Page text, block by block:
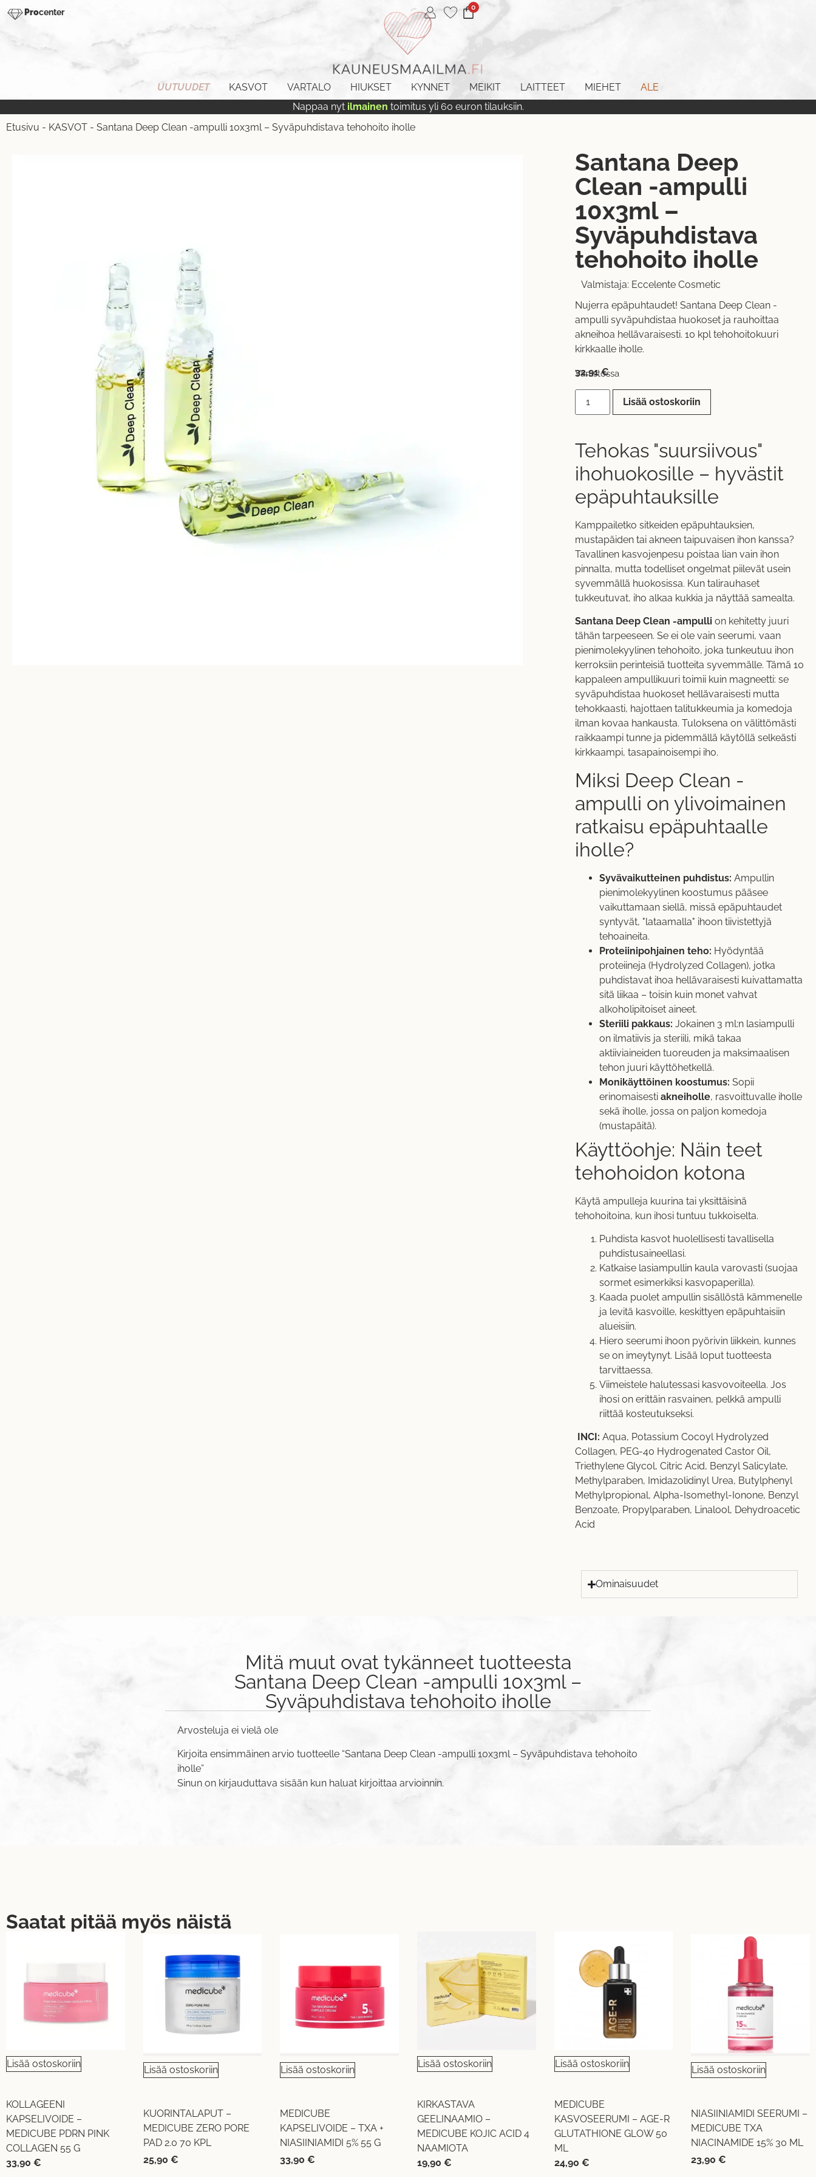
Procenter 0
UUTUUDET KASVOT VARTALO HIUKSET KYNNET MEIKIT LAITTEET MIEHET
ALE
Nappaa nyt ilmainen toimitus yli 60 euron tilauksiin.
Etusivu - KASVOT - Santana Deep Clean -ampulli 10x3ml – Syväpuhdistava tehohoito iholle
Santana Deep
Clean -ampulli
10x3ml –
Syväpuhdistava
tehohoito iholle
Valmistaja: Eccelente Cosmetic
Nujerra epäpuhtaudet! Santana Deep Clean -
ampulli syväpuhdistaa huokoset ja rauhoittaa
akneihoa hellävaraisesti. 10 kpl tehohoitokuuri
kirkkaalle iholle.
32,91€
Varastossa
Lisää ostoskoriin
Tehokas "suursiivous"
ihohuokosille – hyvästit
epäpuhtauksille
Kamppailetko sitkeiden epäpuhtauksien,
mustapäiden tai akneen taipuvaisen ihon kanssa?
Tavallinen kasvojenpesu poistaa lian vain ihon
pinnalta, mutta todelliset ongelmat piilevät usein
syvemmällä huokosissa. Kun talirauhaset
tukkeutuvat, iho alkaa kukkia ja näyttää samealta.
Santana Deep Clean -ampulli on kehitetty juuri
tähän tarpeeseen. Se ei ole vain seerumi, vaan
pienimolekyylinen tehohoito, joka tunkeutuu ihon
kerroksiin perinteisiä tuotteita syvemmälle. Tämä 10
kappaleen ampullikuuri toimii kuin magneetti: se
syväpuhdistaa huokoset hellävaraisesti mutta
tehokkaasti, hajottaen talitukkeumia ja komedoja
ilman kovaa hankausta. Tuloksena on välittömästi
raikkaampi tunne ja pidemmällä käytöllä selkeästi
kirkkaampi, tasapainoisempi iho.
Miksi Deep Clean -
ampulli on ylivoimainen
ratkaisu epäpuhtaalle
iholle?
Syvävaikutteinen puhdistus: Ampullin
pienimolekyylinen koostumus pääsee
vaikuttamaan siellä, missä epäpuhtaudet
syntyvät, "lataamalla" ihoon tiivistettyjä
tehoaineita.
Proteiinipohjainen teho: Hyödyntää
proteiineja (Hydrolyzed Collagen), jotka
puhdistavat ihoa hellävaraisesti kuivattamatta
sitä liikaa – toisin kuin monet vahvat
alkoholipitoiset aineet.
Steriili pakkaus: Jokainen 3 ml:n lasiampulli
on ilmatiivis ja steriili, mikä takaa
aktiiviaineiden tuoreuden ja maksimaalisen
tehon juuri käyttöhetkellä.
Monikäyttöinen koostumus: Sopii
erinomaisesti akneiholle, rasvoittuvalle iholle
sekä iholle, jossa on paljon komedoja
(mustapäitä).
Käyttöohje: Näin teet
tehohoidon kotona
Käytä ampulleja kuurina tai yksittäisinä
tehohoitoina, kun ihosi tuntuu tukkoiselta.
Puhdista kasvot huolellisesti tavallisella
puhdistusaineellasi.
Katkaise lasiampullin kaula varovasti (suojaa
sormet esimerkiksi kasvopaperilla).
Kaada puolet ampullin sisällöstä kämmenelle
ja levitä kasvoille, keskittyen epäpuhtaisiin
alueisiin.
Hiero seerumi ihoon pyörivin liikkein, kunnes
se on imeytynyt. Lisää loput tuotteesta
tarvittaessa.
Viimeistele halutessasi kasvovoiteella. Jos
ihosi on erittäin rasvainen, pelkkä ampulli
riittää kosteutukseksi.
INCI: Aqua, Potassium Cocoyl Hydrolyzed
Collagen, PEG-40 Hydrogenated Castor Oil,
Triethylene Glycol, Citric Acid, Benzyl Salicylate,
Methylparaben, Imidazolidinyl Urea, Butylphenyl
Methylpropional, Alpha-Isomethyl-Ionone, Benzyl
Benzoate, Propylparaben, Linalool, Dehydroacetic
Acid
Ominaisuudet
Mitä muut ovat tykänneet tuotteesta
Santana Deep Clean -ampulli 10x3ml –
Syväpuhdistava tehohoito iholle
Arvosteluja ei vielä ole
Kirjoita ensimmäinen arvio tuotteelle “Santana Deep Clean -ampulli 10x3ml – Syväpuhdistava tehohoito
iholle”
Sinun on kirjauduttava sisään kun haluat kirjoittaa arvioinnin.
Saatat pitää myös näistä
Lisää ostoskoriin
KOLLAGEENI
KAPSELIVOIDE –
MEDICUBE PDRN PINK
COLLAGEN 55 G
33,90 €
Lisää ostoskoriin
KUORINTALAPUT –
MEDICUBE ZERO PORE
PAD 2.0 70 KPL
25,90 €
Lisää ostoskoriin
MEDICUBE
KAPSELIVOIDE – TXA +
NIASIINIAMIDI 5% 55 G
33,90€
Lisää ostoskoriin
KIRKASTAVA
GEELINAAMIO –
MEDICUBE KOJIC ACID 4
NAAMIOTA
19,90 €
Lisää ostoskoriin
MEDICUBE
KASVOSEERUMI – AGE-R
GLUTATHIONE GLOW 50
ML
24,90 €
Lisää ostoskoriin
NIASIINIAMIDI SEERUMI –
MEDICUBE TXA
NIACINAMIDE 15% 30 ML
23,90€